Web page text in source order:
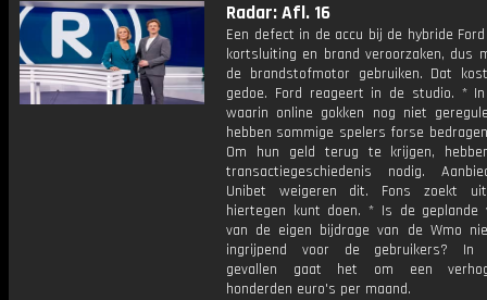
Radar: Afl. 16
Een defect in de accu bij de hybride
kortsluiting en brand veroorzaken, dus
de brandstofmotor gebruiken. Dat
gedoe. Ford reageert in de studio. *
waarin online gokken nog niet
hebben sommige spelers forse
Om hun geld terug te krijgen,
transactiegeschiedenis nodig.
Unibet weigeren dit. Fons zoekt
hiertegen kunt doen. * Is de geplande
van de eigen bijdrage van de Wmo
ingrijpend voor de gebruikers? In
gevallen gaat het om een
honderden euro's per maand.